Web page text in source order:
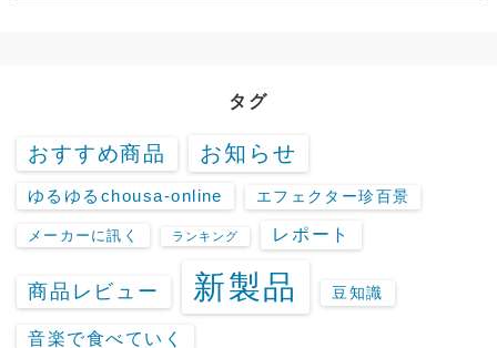
タグ
おすすめ商品 お知らせ
ゆるゆるchousa-online エフェクター珍百景
メーカーに訊く ランキング レポート
商品レビュー 新製品 豆知識
音楽で食べていく